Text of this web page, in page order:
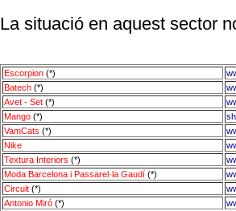
La situació en aquest sector
Escorpion (*)
Batech (*)
Avet - Set (*)
Mango (*)
VamCats (*)
Nike
Textura Interiors (*)
Moda Barcelona i Passarel·la Gaudí (*)
Circuit (*)
Antonio Miró (*)